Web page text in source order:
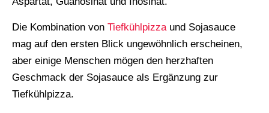
Die Kombination von Tiefkühlpizzaund Sojasauce
mag auf den ersten Blick ungewöhnlich erscheinen,
aber einige Menschen mögen den herzhaften
Geschmack der Sojasauce als Ergänzung zur
Tiefkühlpizza.